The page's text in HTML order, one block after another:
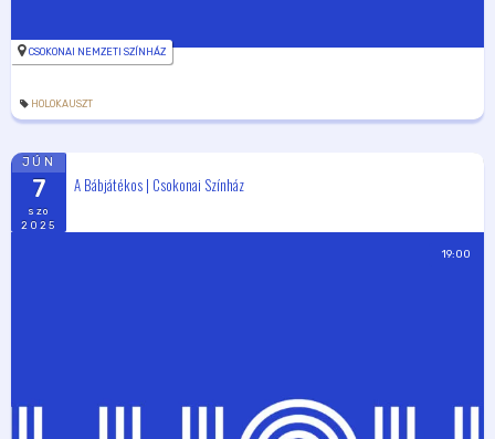
CSOKONAI NEMZETI SZÍNHÁZ
HOLOKAUSZT
JÚN
7
szo
2025
A Bábjátékos | Csokonai Színház
19:00